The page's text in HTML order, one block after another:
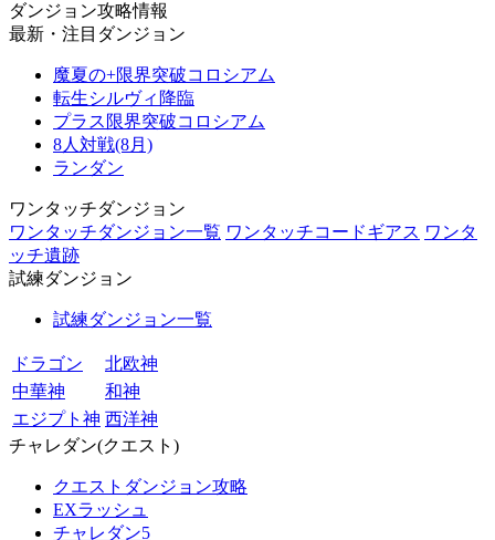
ダンジョン攻略情報
最新・注目ダンジョン
魔夏の+限界突破コロシアム
転生シルヴィ降臨
プラス限界突破コロシアム
8人対戦(8月)
ランダン
ワンタッチダンジョン
ワンタッチダンジョン一覧 ワンタッチコードギアス ワンタ
ッチ遺跡
試練ダンジョン
試練ダンジョン一覧
ドラゴン
北欧神
中華神
和神
エジプト神 西洋神
チャレダン(クエスト)
クエストダンジョン攻略
EXラッシュ
チャレダン5